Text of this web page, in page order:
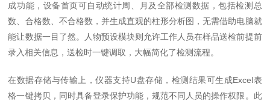
成功能，设备首页可自动统计周、月及全部检测数据，包括检测总
数、合格数、不合格数，并生成直观的柱形分析图，无需借助电脑就
能让数据一目了然。人物预设模块则允许工作人员在样品送检前提前
录入相关信息，送检时一键调取，大幅简化了检测流程。
在数据存储与传输上，仪器支持U盘存储，检测结果可生成Excel表
格一键拷贝，同时具备登录保护功能，规范不同人员的操作权限。此